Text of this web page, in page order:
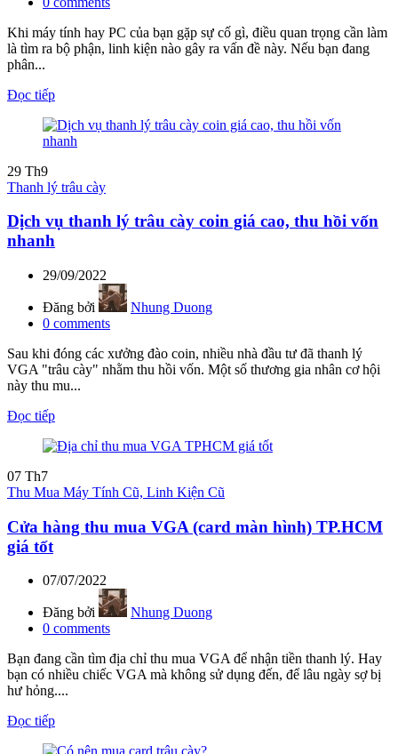
Khi máy tính hay PC của bạn gặp sự cố gì, điều quan trọng cần làm
là tìm ra bộ phận, linh kiện nào gây ra vấn đề này. Nếu bạn đang
phân...
Đọc tiếp
29 Th9
Thanh lý trâu cày
Dịch vụ thanh lý trâu cày coin giá cao, thu hồi vốn
nhanh
29/09/2022
Đăng bởi
Nhung Duong
0 comments
Sau khi đóng các xưởng đào coin, nhiều nhà đầu tư đã thanh lý
VGA "trâu cày" nhằm thu hồi vốn. Một số thương gia nhân cơ hội
này thu mu...
Đọc tiếp
07 Th7
Thu Mua Máy Tính Cũ, Linh Kiện Cũ
Cửa hàng thu mua VGA (card màn hình) TP.HCM
giá tốt
07/07/2022
Đăng bởi
Nhung Duong
0 comments
Bạn đang cần tìm địa chỉ thu mua VGA để nhận tiền thanh lý. Hay
bạn có nhiều chiếc VGA mà không sử dụng đến, để lâu ngày sợ bị
hư hỏng....
Đọc tiếp